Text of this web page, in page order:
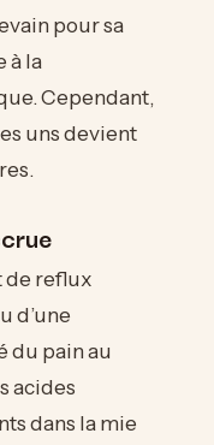
pour sa
à la
Cependant,
uns devient
de reflux
d’une
du pain au
acides
dans la mie